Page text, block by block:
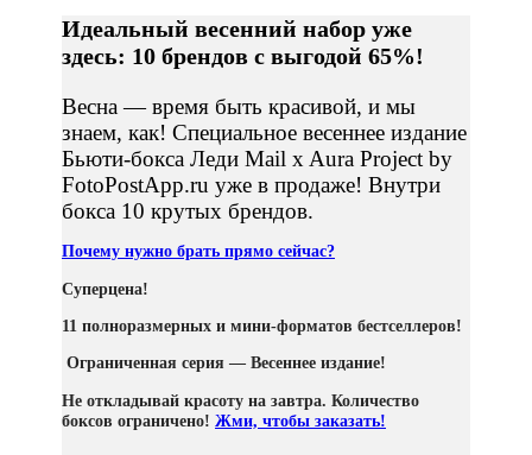
Идеальный весенний набор уже
здесь: 10 брендов с выгодой 65%!
Весна — время быть красивой, и мы
знаем, как! Специальное весеннее издание
Бьюти-бокса Леди Mail x Aura Project by
FotoPostApp.ru уже в продаже! Внутри
бокса 10 крутых брендов.
Почему нужно брать прямо сейчас?
Суперцена!
11 полноразмерных и мини-форматов бестселлеров!
Ограниченная серия — Весеннее издание!
Не откладывай красоту на завтра. Количество
боксов ограничено! Жми, чтобы заказать!